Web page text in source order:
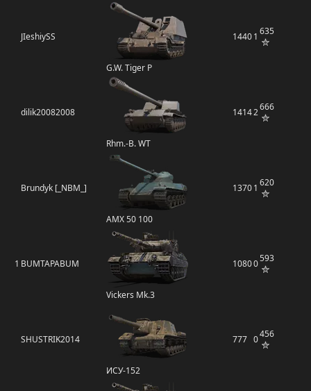
JIeshiySS
G.W. Tiger P
14401 635
dilik20082008
Rhm.-B. WT
14142666
Brundyk [_NBM_]
AMX 50 100
13701 620
1 BUMTAPABUM
Vickers Mk.3
10800593
SHUSTRIK2014
ИСУ-152
777 0456